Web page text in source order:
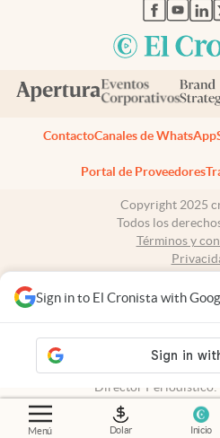
Menú Dolar Inicio
Sign in to El Cronista with
abre en
abre
ContactoCanales de WhatsApp
Portal de Proveedores
Copyright 2025
Todos los
Términos y
Tel: +54 11
propiedad intelectual: 56576959
Director Periodístico: